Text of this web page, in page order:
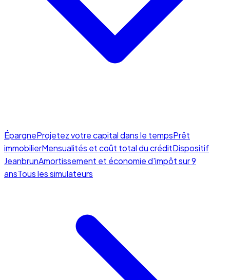
ÉpargneProjetez votre capital dans le tempsPrêt
immobilierMensualités et coût total du créditDispositif
JeanbrunAmortissement et économie d'impôt sur 9
ansTous les simulateurs